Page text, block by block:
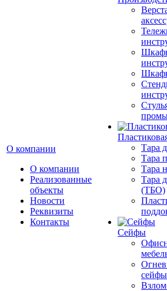
О компании
О компании
Реализованные
объекты
Новости
Реквизиты
Контакты
Тара
Тара
Тара
Тара
(ТБО)
Сейфы
сейфы